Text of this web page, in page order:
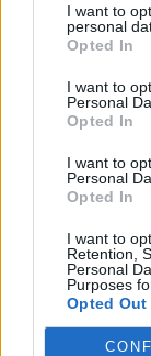
I want to
personal
Opted In
I want to
Personal
Opted In
I want to
Personal
Opted In
I want to
Retention,
Personal
Purposes
Opted Out
SUL LAGO
Eimbcke,
Valentine,
Cinema
Samantha
Pena,
Muslera, è
Juan Pablo